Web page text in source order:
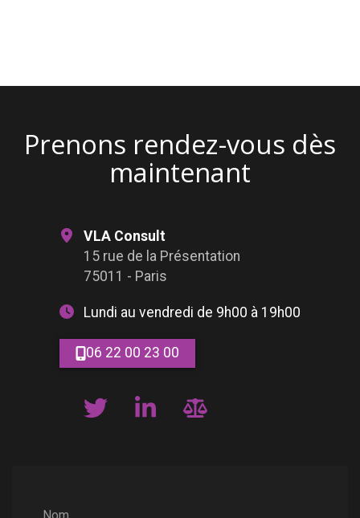
Prenons rendez-vous dès
maintenant
VLA Consult
15 rue de la Présentation
75011 - Paris
Lundi au vendredi de 9h00 à 19h00
06 22 00 23 00